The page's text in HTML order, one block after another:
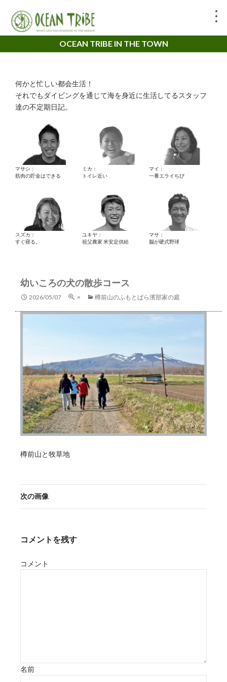
OCEAN TRIBE IN THE TOWN
何かと忙しい都会生活！
それでもダイビングを通じて海を身近に生活してるスタッフ
達の不定期日記。
マサシ：
筋肉の貯金はできる
ミカ：
トイレ近い
マイ：
一番エライちび
スズカ：
すぐ寝る。
ユキヤ：
祖父農家 米安定供給
マサ：
脳が硬式野球
幼いころの犬の散歩コース
2026/05/07 × 樽前山のふもとばら濱部家の庭
樽前山と牧草地
次の画像
コメントを残す
コメント
名前